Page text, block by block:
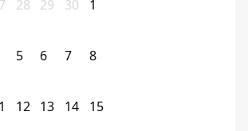
28 29 30 1
5 6 7 8
12 13 14 15